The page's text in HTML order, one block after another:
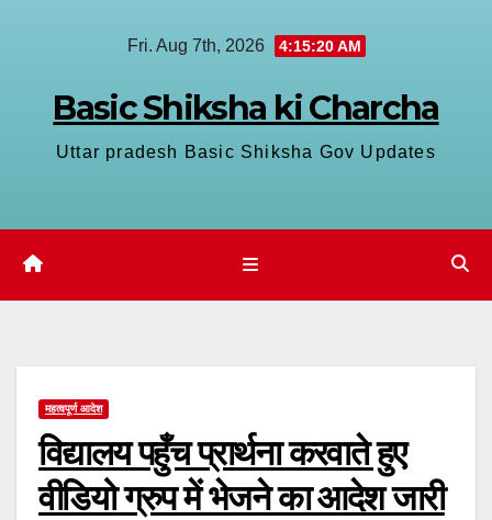
Fri. Aug 7th, 2026 4:15:21 AM
Basic Shiksha ki Charcha
Uttar pradesh Basic Shiksha Gov Updates
महत्वपूर्ण आदेश
विद्यालय पहुँच प्रार्थना करवाते हुए
वीडियो ग्रुप में भेजने का आदेश जारी